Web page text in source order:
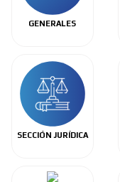
GENERALES
SECCIÓN JURÍDICA